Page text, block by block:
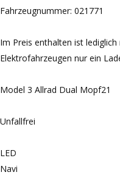
Fahrzeugnummer: 021771
Im Preis enthalten ist
Elektrofahrzeugen nur ein
Model 3 Allrad Dual Mopf21
Unfallfrei
LED
Navi